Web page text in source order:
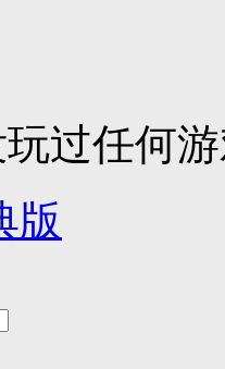
过任何
版